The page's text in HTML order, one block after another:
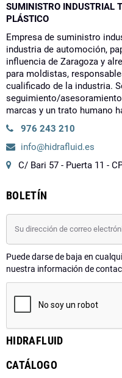
SUMINISTRO INDUSTRIAL
PLÁSTICO
Empresa de suministro
industria de automoción,
influencia de Zaragoza y
para moldistas,
cualificado de la industria.
seguimiento/
marcas y un trato humano
976 243 210
info@hidrafluid.es
C/ Bari 57 - Puerta 11 -
BOLETÍN
Puede darse de baja en
nuestra información de
HIDRAFLUID
CATÁLOGO